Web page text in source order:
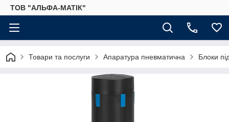
ТОВ "АЛЬФА-МАТІК"
Товари та послуги Апаратура пневматична Блоки